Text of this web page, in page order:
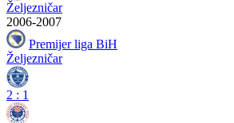
Željezničar
2006-2007
Premijer liga BiH
Željezničar
2 : 1